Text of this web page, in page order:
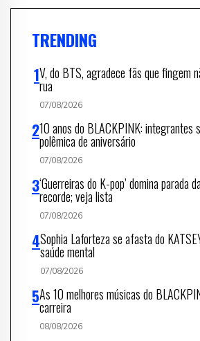
TRENDING
V, do BTS, agradece fãs que fingem
rua
07/08/2026
10 anos do BLACKPINK: integrantes
polêmica de aniversário
07/08/2026
‘Guerreiras do K-pop’ domina parada
recorde; veja lista
07/08/2026
Sophia Laforteza se afasta do
saúde mental
07/08/2026
As 10 melhores músicas do
carreira
08/08/2026